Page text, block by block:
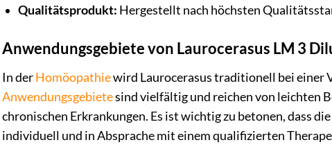
Qualitätsprodukt: Hergestellt nach höchsten
Anwendungsgebiete von Laurocerasus LM 3
In derHomöopathiewird Laurocerasus traditionell bei einer
Anwendungsgebietesind vielfältig und reichen von leichten
chronischen Erkrankungen. Es ist wichtig zu betonen, dass
individuell und in Absprache mit einem qualifizierten